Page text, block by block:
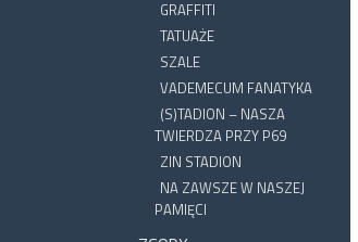
GRAFFITI
TATUAŻE
SZALE
VADEMECUM FANATYKA
(S)TADION – NASZA
TWIERDZA PRZY P69
ZIN STADION
NA ZAWSZE W NASZEJ
PAMIĘCI